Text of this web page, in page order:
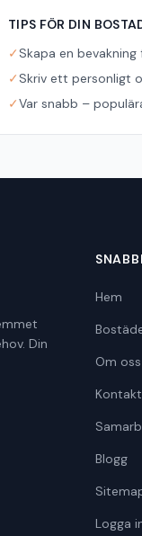
TIPS FÖR DIN
✓Skapa en
✓Skriv ett personligt
✓Var snabb –
Din
Hem
Om oss
Kontakt
Blogg
Logga